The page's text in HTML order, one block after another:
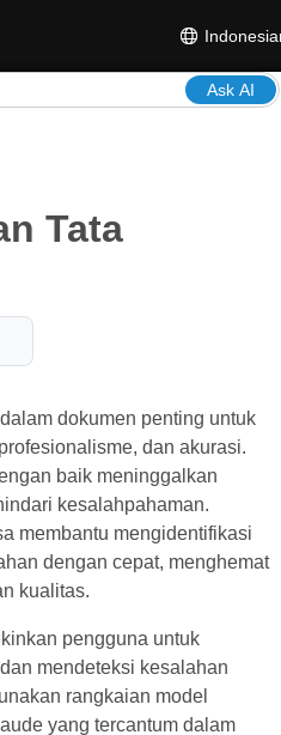
Ask AI
Tata
dokumen penting untuk
dan akurasi.
baik meninggalkan
kesalahpahaman.
membantu mengidentifikasi
dengan cepat, menghemat
kualitas.
pengguna untuk
mendeteksi kesalahan
rangkaian model
yang tercantum dalam